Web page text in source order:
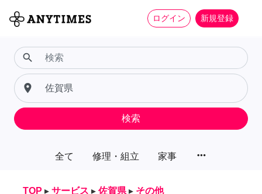
ログイン 新規登録
全て 修理・組立 家事 more_horiz
search
place
検索
TOP ▸ サービス ▸ 佐賀県 ▸ その他